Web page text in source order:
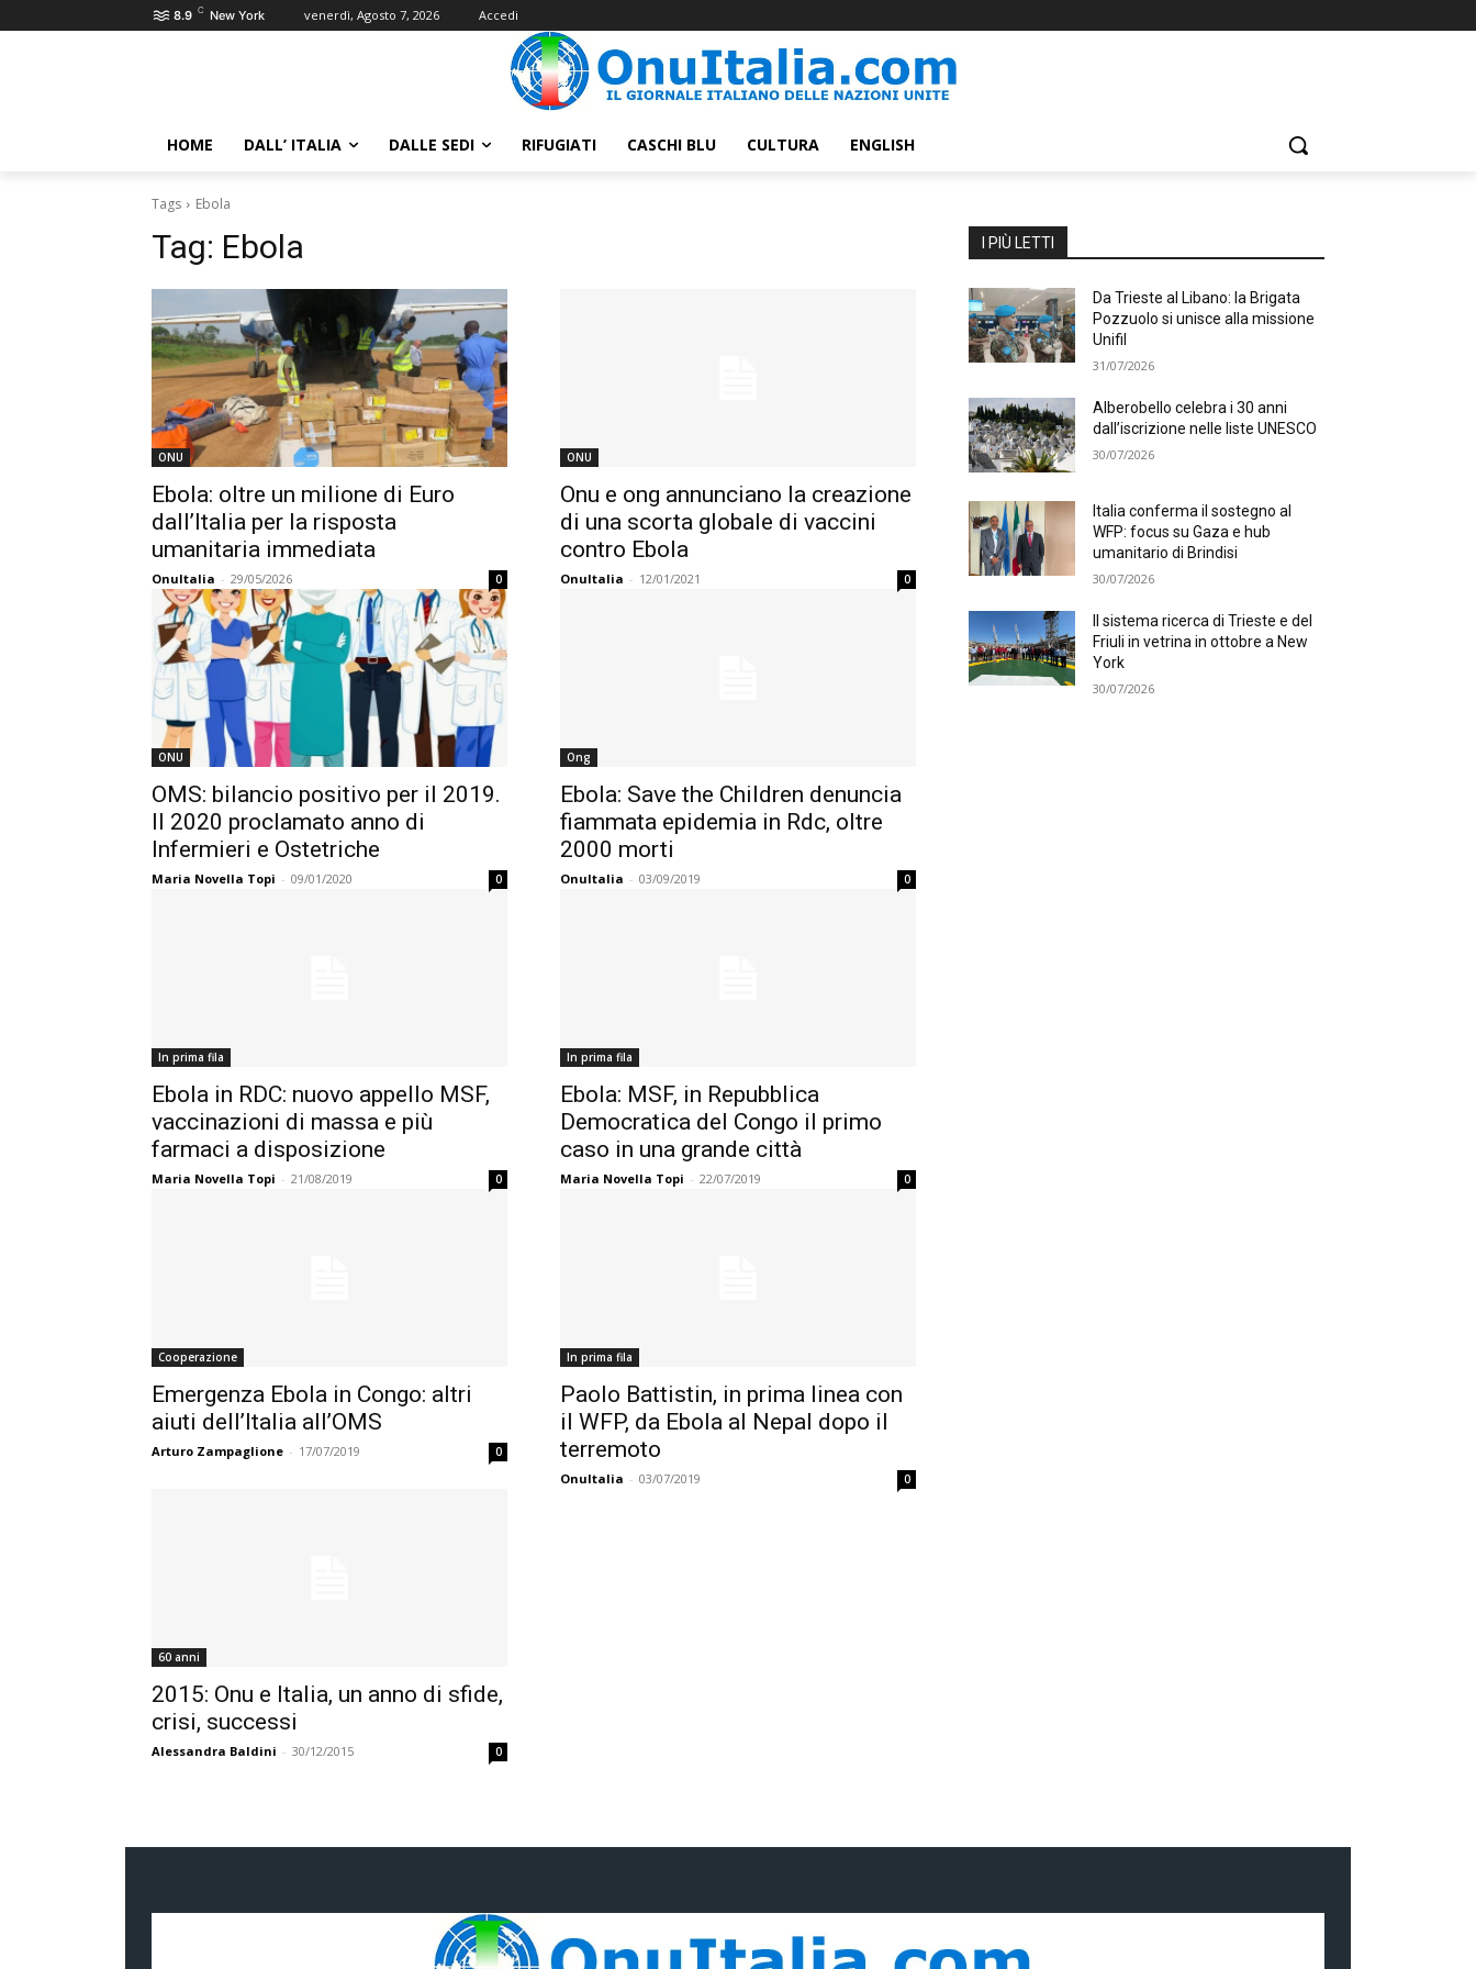
8.9 C New York venerdì, Agosto 7, 2026 Accedi
HOME DALL’ ITALIA DALLE SEDI RIFUGIATI CASCHI BLU CULTURA ENGLISH
Tags Ebola
Tag: Ebola
ONU
Ebola: oltre un milione di Euro
dall’Italia per la risposta
umanitaria immediata
OnuItalia - 29/05/2026 0
ONU
Onu e ong annunciano la creazione
di una scorta globale di vaccini
contro Ebola
OnuItalia - 12/01/2021 0
ONU
OMS: bilancio positivo per il 2019.
Il 2020 proclamato anno di
Infermieri e Ostetriche
Maria Novella Topi - 09/01/2020 0
Ong
Ebola: Save the Children denuncia
fiammata epidemia in Rdc, oltre
2000 morti
OnuItalia - 03/09/2019 0
In prima fila
Ebola in RDC: nuovo appello MSF,
vaccinazioni di massa e più
farmaci a disposizione
Maria Novella Topi - 21/08/2019 0
In prima fila
Ebola: MSF, in Repubblica
Democratica del Congo il primo
caso in una grande città
Maria Novella Topi - 22/07/2019 0
Cooperazione
Emergenza Ebola in Congo: altri
aiuti dell’Italia all’OMS
Arturo Zampaglione - 17/07/2019 0
In prima fila
Paolo Battistin, in prima linea con
il WFP, da Ebola al Nepal dopo il
terremoto
OnuItalia - 03/07/2019 0
60 anni
2015: Onu e Italia, un anno di sfide,
crisi, successi
Alessandra Baldini - 30/12/2015 0
I PIÙ LETTI
Da Trieste al Libano: la Brigata
Pozzuolo si unisce alla missione
Unifil
31/07/2026
Alberobello celebra i 30 anni
dall’iscrizione nelle liste UNESCO
30/07/2026
Italia conferma il sostegno al
WFP: focus su Gaza e hub
umanitario di Brindisi
30/07/2026
Il sistema ricerca di Trieste e del
Friuli in vetrina in ottobre a New
York
30/07/2026